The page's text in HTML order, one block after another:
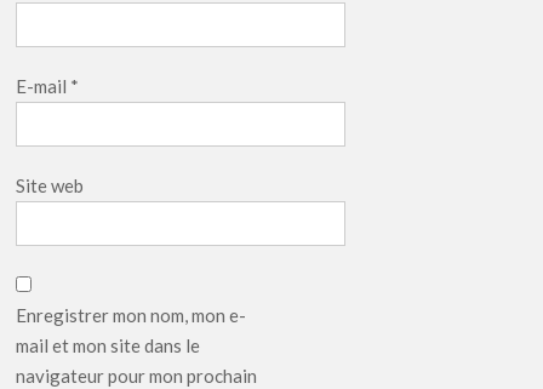
E-mail *
Site web
Enregistrer mon nom, mon e-
mail et mon site dans le
navigateur pour mon prochain